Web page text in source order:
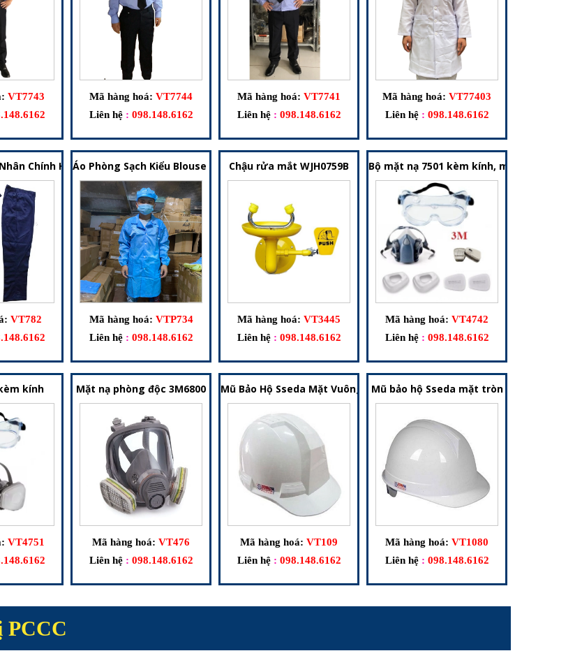
VT7743
Mã hàng hoá: VT7744
Liên hệ : 098.148.6162
Mã hàng hoá: VT7741
Liên hệ : 098.148.6162
Mã hàng hoá: VT77403
Liên hệ : 098.148.6162
Chính Hãng: Giải Pháp Trang Phục Bảo Hộ Lao Động Tối Ưu
VT782
Áo Phòng Sạch Kiểu Blouse – Trang Phục Chống Tĩnh Điện Cho Môi Trường Phòng Sạch
Mã hàng hoá: VTP734
Liên hệ : 098.148.6162
Chậu rửa mắt WJH0759B
Mã hàng hoá: VT3445
Liên hệ : 098.148.6162
Bộ mặt nạ 7501 kèm kính, mặt nạ chống
Mã hàng hoá: VT4742
Liên hệ : 098.148.6162
kính
VT4751
Mặt nạ phòng độc 3M6800
Mã hàng hoá: VT476
Liên hệ : 098.148.6162
Mũ Bảo Hộ Sseda Mặt Vuông Chính Hãng Hàn Quốc – Bảo Vệ Vượt Trội
Mã hàng hoá: VT109
Liên hệ : 098.148.6162
Mũ bảo hộ Sseda mặt tròn
Mã hàng hoá: VT1080
Liên hệ : 098.148.6162
PCCC